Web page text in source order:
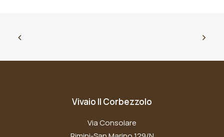
Vivaio Il Corbezzolo
Via Consolare